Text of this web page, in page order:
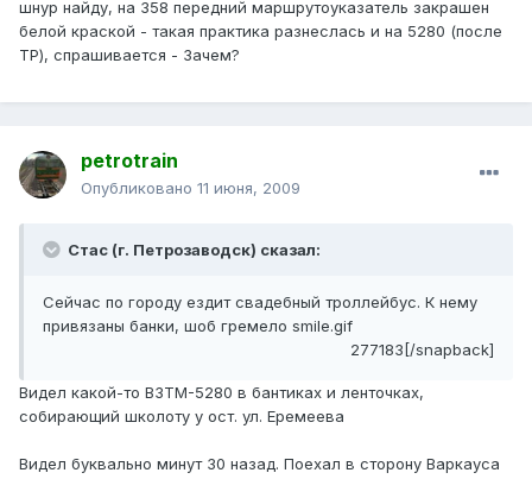
шнур найду, на 358 передний маршрутоуказатель закрашен
белой краской - такая практика разнеслась и на 5280 (после
ТР), спрашивается - Зачем?
petrotrain
Опубликовано 11 июня, 2009
Стас (г. Петрозаводск) сказал:
Сейчас по городу ездит свадебный троллейбус. К нему
привязаны банки, шоб гремело smile.gif
277183[/snapback]
Видел какой-то ВЗТМ-5280 в бантиках и ленточках,
собирающий школоту у ост. ул. Еремеева
Видел буквально минут 30 назад. Поехал в сторону Варкауса